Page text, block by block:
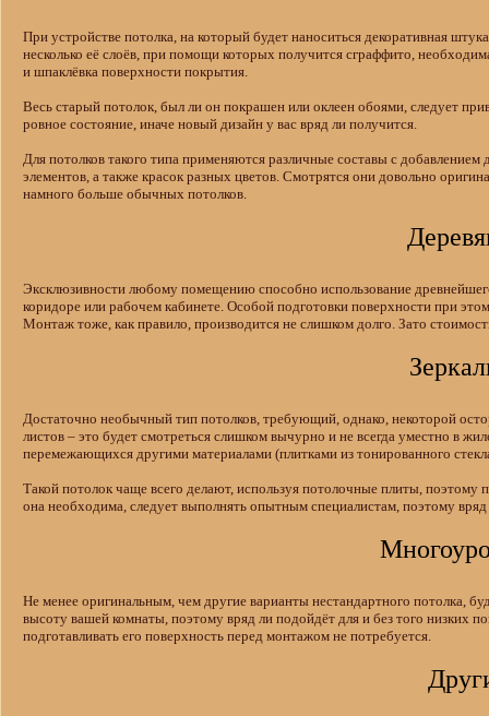
При устройстве потолка, на который будет наноситься декоративная
несколько её слоёв, при помощи которых получится сграффито,
и шпаклёвка поверхности покрытия.
Весь старый потолок, был ли он покрашен или оклеен обоями, следует
ровное состояние, иначе новый дизайн у вас вряд ли получится.
Для потолков такого типа применяются различные составы с
элементов, а также красок разных цветов. Смотрятся они довольно
намного больше обычных потолков.
Эксклюзивности любому помещению способно использование
коридоре или рабочем кабинете. Особой подготовки поверхности при
Монтаж тоже, как правило, производится не слишком долго. Зато
Достаточно необычный тип потолков, требующий, однако, некоторой
листов – это будет смотреться слишком вычурно и не всегда уместно в
перемежающихся другими материалами (плитками из тонированного
Такой потолок чаще всего делают, используя потолочные плиты, поэтому
она необходима, следует выполнять опытным специалистам, поэтому
Не менее оригинальным, чем другие варианты нестандартного потолка,
высоту вашей комнаты, поэтому вряд ли подойдёт для и без того низких
подготавливать его поверхность перед монтажом не потребуется.